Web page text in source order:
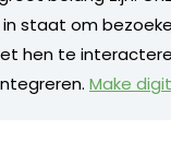
in staat om
hen te
Make